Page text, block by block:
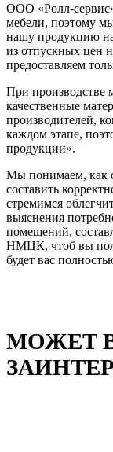
ООО «Ролл-сервис»
мебели, поэтому
нашу продукцию
из отпускных цен
предоставляем
При производстве
качественные
производителей,
каждом этапе,
продукции».
Мы понимаем, как
составить
стремимся
выяснения
помещений,
НМЦК, чтоб вы
будет вас
МОЖЕТ